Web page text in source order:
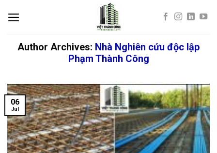
Author Archives: Nhà Nghiên cứu độc lập
Phạm Thành Công
06
Jul